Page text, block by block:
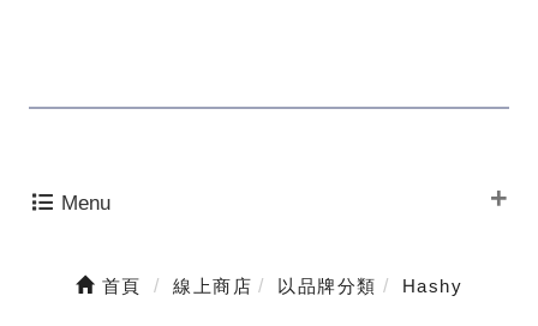
Menu
首頁 線上商店 以品牌分類 Hashy